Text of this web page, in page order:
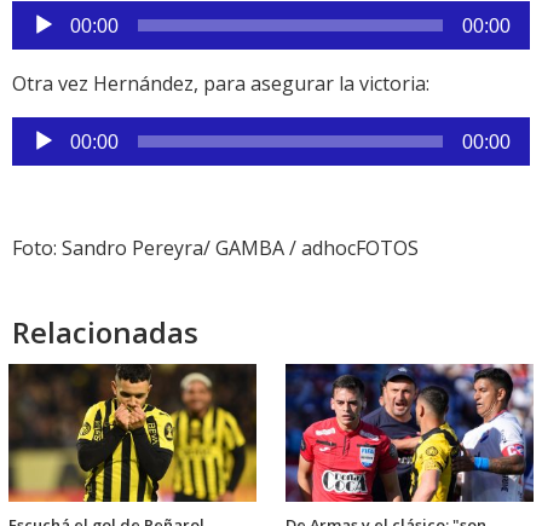
Reproductor
de
audio
00:00 00:00
Otra vez Hernández, para asegurar la victoria:
Reproductor
de
00:00 00:00
Foto: Sandro Pereyra/ GAMBA / adhocFOTOS
Relacionadas